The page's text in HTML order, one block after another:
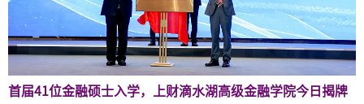
首届41位金融硕士入学，上财滴水湖高级金融学院今日揭牌